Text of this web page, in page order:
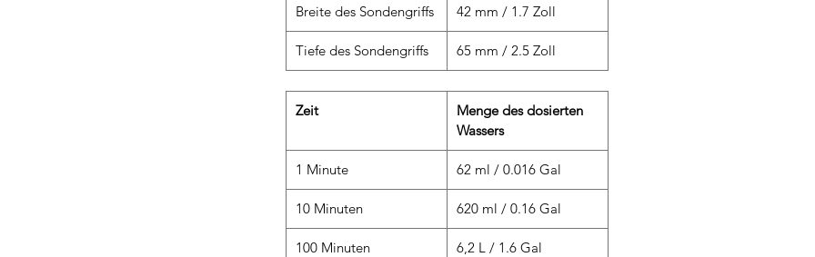
Breite des Sondengriffs 42 mm / 1.7 Zoll
Tiefe des Sondengriffs 65 mm / 2.5 Zoll
Zeit
Menge des dosierten
Wassers
1 Minute 62 ml / 0.016 Gal
10 Minuten 620 ml / 0.16 Gal
100 Minuten 6,2 L / 1.6 Gal